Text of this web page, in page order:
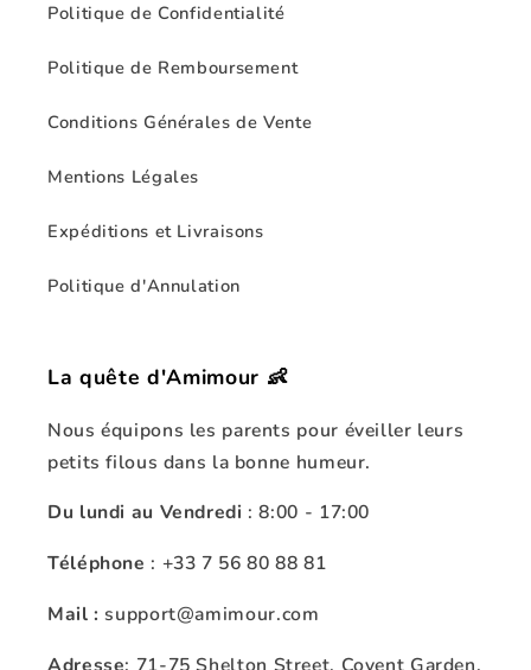
Politique de Confidentialité
Politique de Remboursement
Conditions Générales de Vente
Mentions Légales
Expéditions et Livraisons
Politique d'Annulation
La quête d'Amimour 👶
Nous équipons les parents pour éveiller leurs
petits filous dans la bonne humeur.
Du lundi au Vendredi : 8:00 - 17:00
Téléphone : +33 7 56 80 88 81
Mail :support@amimour.com
Adresse: 71-75 Shelton Street, Covent Garden,